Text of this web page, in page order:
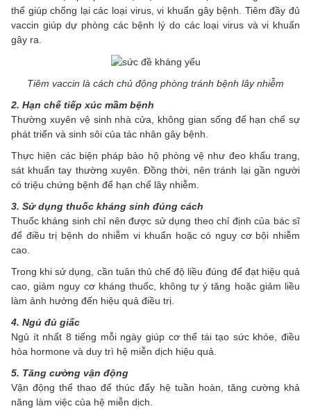
thể giúp chống lại các loại virus, vi khuẩn gây bệnh. Tiêm đầy đủ
vaccin giúp dự phòng các bệnh lý do các loại virus và vi khuẩn
gây ra.
Tiêm vaccin là cách chủ động phòng tránh bệnh lây nhiễm
2. Hạn chế tiếp xúc mầm bệnh
Thường xuyên vệ sinh nhà cửa, không gian sống để hạn chế sự
phát triển và sinh sôi của tác nhân gây bệnh.
Thực hiện các biện pháp bảo hộ phòng vệ như đeo khẩu trang,
sát khuẩn tay thường xuyên. Đồng thời, nên tránh lại gần người
có triệu chứng bệnh để hạn chế lây nhiễm.
3. Sử dụng thuốc kháng sinh đúng cách
Thuốc kháng sinh chỉ nên được sử dụng theo chỉ định của bác sĩ
để điều trị bệnh do nhiễm vi khuẩn hoặc có nguy cơ bội nhiễm
cao.
Trong khi sử dụng, cần tuân thủ chế độ liều đúng để đạt hiệu quả
cao, giảm nguy cơ kháng thuốc, không tự ý tăng hoặc giảm liều
làm ảnh hưởng đến hiệu quả điều trị.
4. Ngủ đủ giấc
Ngủ ít nhất 8 tiếng mỗi ngày giúp cơ thể tái tạo sức khỏe, điều
hòa hormone và duy trì hệ miễn dịch hiệu quả.
5. Tăng cường vận động
Vận động thể thao để thúc đẩy hệ tuần hoàn, tăng cường khả
năng làm việc của hệ miễn dịch.